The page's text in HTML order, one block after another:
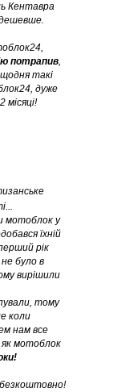
мотоблок у
їхній
рік
було в
вирішили
тому
коли
нам все
як мотоблок
Кентавра
потрапив,
такі
дуже
місяці!